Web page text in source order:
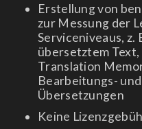
Erstellung von
zur Messung der
Serviceniveaus,
übersetztem
Translation
Bearbeitungs-
Übersetzungen
Keine